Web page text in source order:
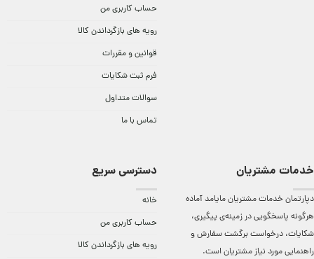
حساب کاربری من
رویه های بازگرداندن کالا
قوانین و مقررات
فرم ثبت شکایات
سوالات متداول
تماس با ما
خدمات مشتریان
دپارتمان خدمات مشتریان مایامد آماده
هرگونه پاسخگویی در زمینه‌ی پیگیری،
شکایات، درخواست برگشت سفارش و
راهنمایی مورد نیاز مشتریان است.
دسترسی سریع
خانه
حساب کاربری من
رویه های بازگرداندن کالا